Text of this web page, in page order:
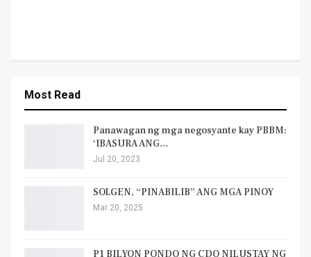
Most Read
Panawagan ng mga negosyante kay PBBM:
‘IBASURA ANG…
Jul 20, 2023
SOLGEN, “PINABILIB” ANG MGA PINOY
Mar 20, 2025
P1 BILYON PONDO NG CDO NILUSTAY NG